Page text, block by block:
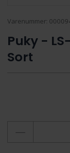
Varenummer:
Puky -
Sort